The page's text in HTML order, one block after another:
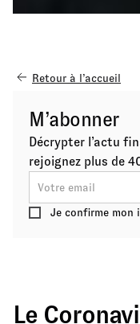
Retour à l’accueil
M’abonner
Décrypter l’actu
rejoignez plus de
Je confirme mon
Le